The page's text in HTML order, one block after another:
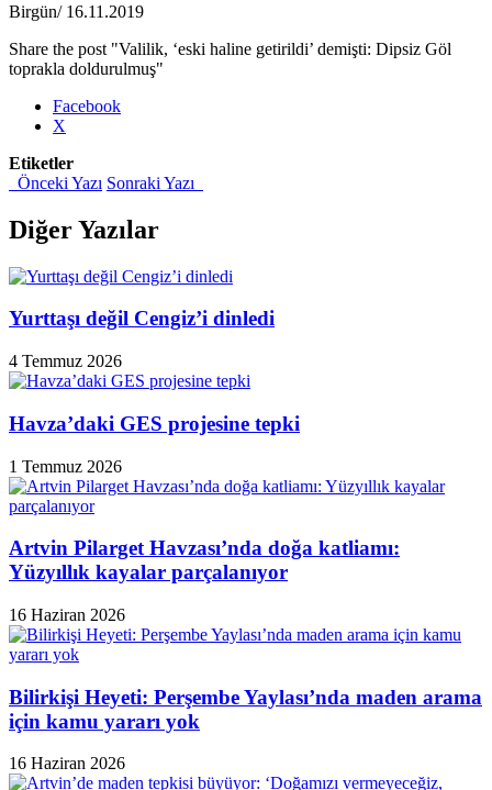
Birgün/ 16.11.2019
Share the post "Valilik, ‘eski haline getirildi’ demişti: Dipsiz Göl
toprakla doldurulmuş"
Facebook
X
Etiketler
Önceki Yazı Sonraki Yazı
Diğer Yazılar
Yurttaşı değil Cengiz’i dinledi
4 Temmuz 2026
Havza’daki GES projesine tepki
1 Temmuz 2026
Artvin Pilarget Havzası’nda doğa katliamı:
Yüzyıllık kayalar parçalanıyor
16 Haziran 2026
Bilirkişi Heyeti: Perşembe Yaylası’nda maden arama
için kamu yararı yok
16 Haziran 2026